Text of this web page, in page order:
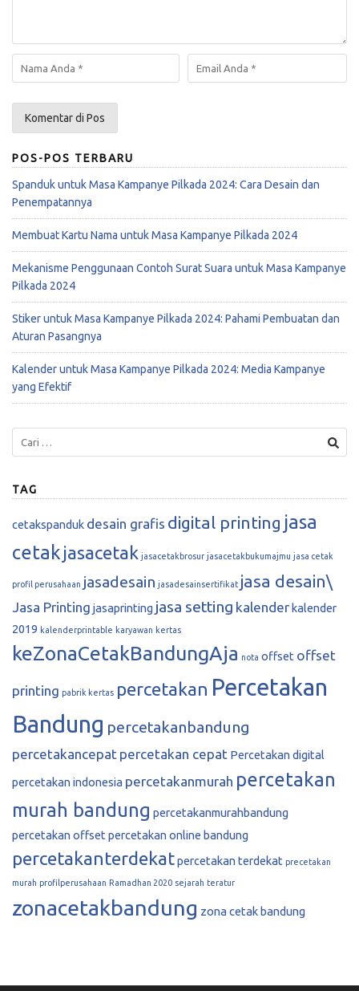
POS-POS TERBARU
Spanduk untuk Masa Kampanye Pilkada 2024: Cara Desain dan
Penempatannya
Membuat Kartu Nama untuk Masa Kampanye Pilkada 2024
Mekanisme Penggunaan Contoh Surat Suara untuk Masa Kampanye
Pilkada 2024
Stiker untuk Masa Kampanye Pilkada 2024: Pahami Pembuatan dan
Aturan Pasangnya
Kalender untuk Masa Kampanye Pilkada 2024: Media Kampanye
yang Efektif
TAG
cetakspanduk desain grafis digital printing jasa
cetak jasacetak jasacetakbrosur jasacetakbukumajmu jasa cetak
profil perusahaan jasadesain jasadesainsertifikat jasa desain\
Jasa Printing jasaprinting jasa setting kalender kalender
2019 kalenderprintable karyawan kertas
keZonaCetakBandungAja nota offset offset
printing pabrik kertas percetakan Percetakan
Bandung percetakanbandung
percetakancepat percetakan cepat Percetakan digital
percetakan indonesia percetakanmurah percetakan
murah bandung percetakanmurahbandung
percetakan offset percetakan online bandung
percetakanterdekatpercetakan terdekat precetakan
murah profilperusahaan Ramadhan 2020 sejarah teratur
zonacetakbandung zona cetak bandung